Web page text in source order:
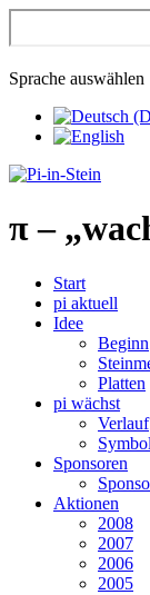
Sprache auswählen
π–
Start
pi aktuell
Idee
Beginn
Platten
pi wächst
Verlauf
Sponsoren
Aktionen
2008
2007
2006
2005